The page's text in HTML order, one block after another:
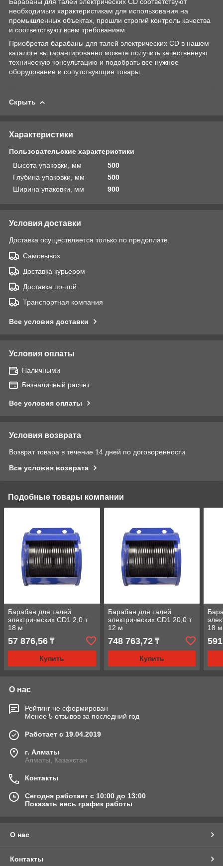
необходимым характеристикам для использования на
промышленных объектах, прошли строгий контроль качества
и соответствуют всем требованиям.
Приобретая барабаны для талей электрических CD в нашем
каталоге вы гарантированно можете получить качественную
техническую консультацию и подобрать все нужное
оборудование и сопутствующие товары.
Скрыть
Характеристики
Пользовательские характеристики
Высота упаковки, мм
500
Глубина упаковки, мм
500
Ширина упаковки, мм
900
Условия доставки
Доставка осуществляется только по предоплате.
Самовывоз
Доставка курьером
Доставка почтой
Транспортная компания
Все условия доставки
Условия оплаты
Наличными
Безналичный расчет
Все условия оплаты
Условия возврата
Возврат товара в течение 14 дней по договоренности
Все условия возврата
Подобные товары компании
Барабан для талей
электрических CD1 2,0 т
18 м
57 876,56 ₸
Купить
Барабан для талей
электрических CD1 20,0 т
12 м
748 763,72₸
Купить
18 м
О нас
Рейтинг не сформирован
Менее 5 отзывов за последний год
Работает с 19.04.2019
г. Алматы
Алматы, Казахстан
Контакты
Сегодня работает с 10:00 до 13:00
Показать весь график работы
О нас
Контакты